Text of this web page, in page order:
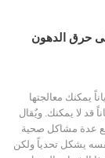
حرق الدهون
يمكنك معالجتها
قد لا يمكنك. ويٌقال
مع عدة مشاكل صحية
يشكل تحدياً ولكن